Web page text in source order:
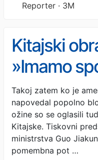
Reporter · 3M
Kitajski
»Imamo
Iranom,
svobodno
Hormuško
Takoj zatem ko je
napovedal popolno
ožine so se oglasili
Kitajske. Tiskovni
ministrstva Guo
pomembna pot …